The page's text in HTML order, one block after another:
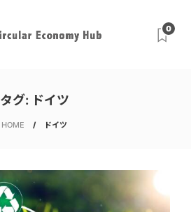
0
タグ: ドイツ
HOME ドイツ